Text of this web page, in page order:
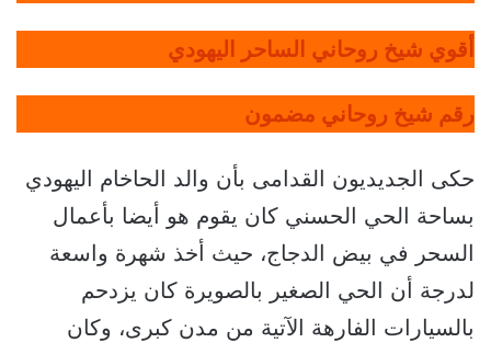
أقوي شيخ روحاني الساحر اليهودي
رقم شيخ روحاني مضمون
حكى الجديديون القدامى بأن والد الحاخام اليهودي
بساحة الحي الحسني كان يقوم هو أيضا بأعمال
السحر في بيض الدجاج، حيث أخذ شهرة واسعة
لدرجة أن الحي الصغير بالصويرة كان يزدحم
بالسيارات الفارهة الآتية من مدن كبرى، وكان